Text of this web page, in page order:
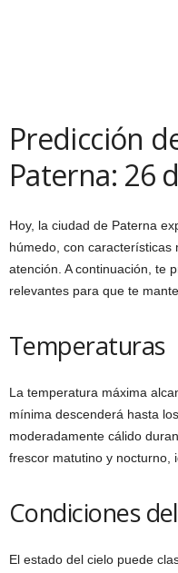
Predicción
Paterna: 26
Hoy, la ciudad de Paterna
húmedo, con características
atención. A continuación, te
relevantes para que te
Temperaturas
La temperatura máxima
mínima descenderá hasta los
moderadamente cálido
frescor matutino y nocturno,
Condiciones
El estado del cielo puede